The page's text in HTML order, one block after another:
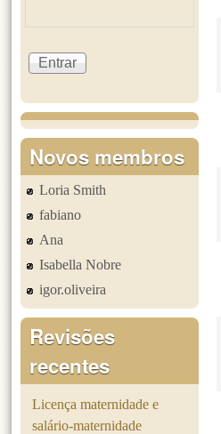
Novos membros
Loria Smith
fabiano
Ana
Isabella Nobre
igor.oliveira
Revisões
recentes
Licença maternidade e
salário-maternidade